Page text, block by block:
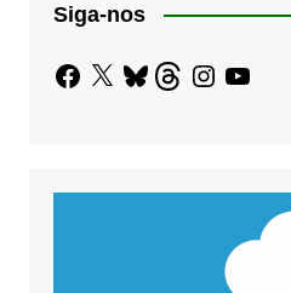
Siga-nos
Facebook
X BlueskyThreadsInstagram
YouTube